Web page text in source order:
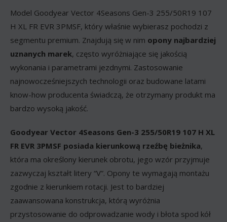
Model Goodyear Vector 4Seasons Gen-3 255/50R19 107
H XL FR EVR 3PMSF, który właśnie wybierasz pochodzi z
segmentu premium. Znajdują się w nim opony najbardziej
uznanych marek, często wyróżniające się jakością
wykonania i parametrami jezdnymi. Zastosowanie
najnowocześniejszych technologii oraz budowane latami
know-how producenta świadczą, że otrzymany produkt ma
bardzo wysoką jakość.
Goodyear Vector 4Seasons Gen-3 255/50R19 107 H XL
FR EVR 3PMSF posiada kierunkową rzeźbę bieżnika,
która ma określony kierunek obrotu, jego wzór przyjmuje
zazwyczaj kształt litery “V”. Opony te wymagają montażu
zgodnie z kierunkiem rotacji. Jest to bardziej
zaawansowana konstrukcja, którą wyróżnia
przystosowanie do odprowadzanie wody i błota spod kół